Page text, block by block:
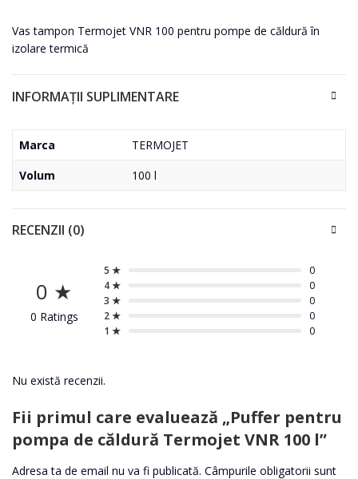
Vas tampon Termojet VNR 100 pentru pompe de căldură în
izolare termică
INFORMAȚII SUPLIMENTARE
Marca
TERMOJET
Volum
100 l
RECENZII (0)
0 ★
0 Ratings
5 ★
0
4 ★
0
3 ★
0
2 ★
0
1 ★
0
Nu există recenzii.
Fii primul care evaluează „Puffer pentru
pompa de căldură Termojet VNR 100 l”
Adresa ta de email nu va fi publicată. Câmpurile obligatorii sunt